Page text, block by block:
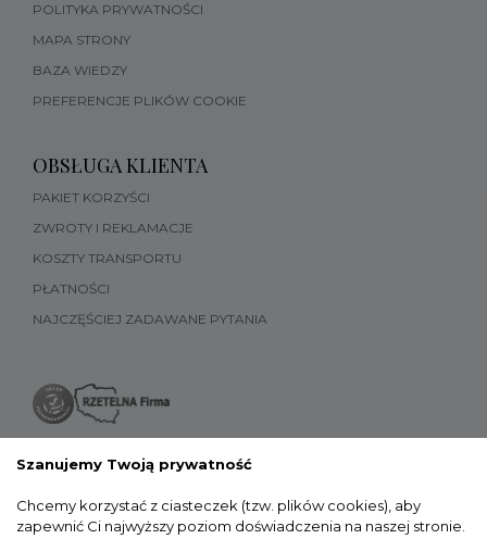
POLITYKA PRYWATNOŚCI
MAPA STRONY
BAZA WIEDZY
PREFERENCJE PLIKÓW COOKIE
OBSŁUGA KLIENTA
PAKIET KORZYŚCI
ZWROTY I REKLAMACJE
KOSZTY TRANSPORTU
PŁATNOŚCI
NAJCZĘŚCIEJ ZADAWANE PYTANIA
Szanujemy Twoją prywatność
Chcemy korzystać z ciasteczek (tzw. plików cookies), aby
zapewnić Ci najwyższy poziom doświadczenia na naszej stronie.